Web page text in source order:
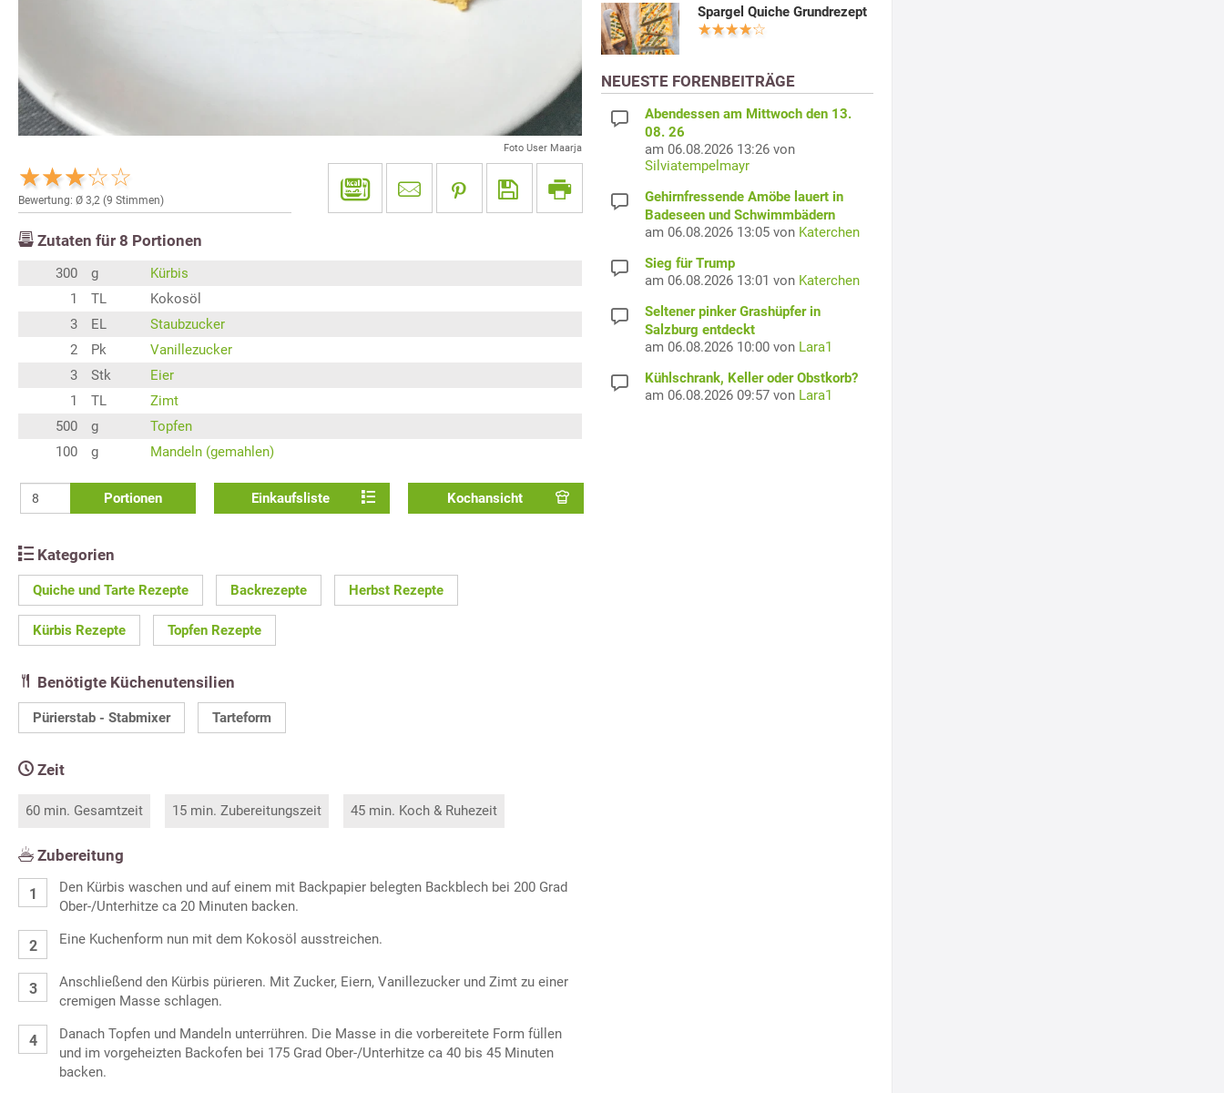
Foto User Maarja
Bewertung: Ø 3,2 (9 Stimmen)
Zutaten für 8 Portionen
300 g
Kürbis
1
TL
Kokosöl
3
EL
Staubzucker
2
Pk
Vanillezucker
3
Stk
Eier
1
TL
Zimt
500
g
Topfen
100
g Mandeln (gemahlen)
Portionen Einkaufsliste Kochansicht
Kategorien
Quiche und Tarte Rezepte Backrezepte Herbst Rezepte
Kürbis Rezepte Topfen Rezepte
Benötigte Küchenutensilien
Pürierstab - Stabmixer Tarteform
Zeit
60 min. Gesamtzeit 15 min. Zubereitungszeit 45 min. Koch & Ruhezeit
Zubereitung
Den Kürbis waschen und auf einem mit Backpapier belegten Backblech bei 200 Grad
Ober-/Unterhitze ca 20 Minuten backen.
Eine Kuchenform nun mit dem Kokosöl ausstreichen.
Anschließend den Kürbis pürieren. Mit Zucker, Eiern, Vanillezucker und Zimt zu einer
cremigen Masse schlagen.
Danach Topfen und Mandeln unterrühren. Die Masse in die vorbereitete Form füllen
und im vorgeheizten Backofen bei 175 Grad Ober-/Unterhitze ca 40 bis 45 Minuten
backen.
Spargel Quiche Grundrezept
NEUESTE FORENBEITRÄGE
Abendessen am Mittwoch den 13.
08. 26
am 06.08.2026 13:26 von
Silviatempelmayr
Gehirnfressende Amöbe lauert in
Badeseen und Schwimmbädern
am 06.08.2026 13:05 von Katerchen
Sieg für Trump
am 06.08.2026 13:01 von Katerchen
Seltener pinker Grashüpfer in
Salzburg entdeckt
am 06.08.2026 10:00 von Lara1
Kühlschrank, Keller oder Obstkorb?
am 06.08.2026 09:57 von Lara1